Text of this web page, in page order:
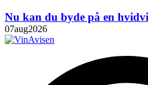
Nu kan du byde på en
07aug2026